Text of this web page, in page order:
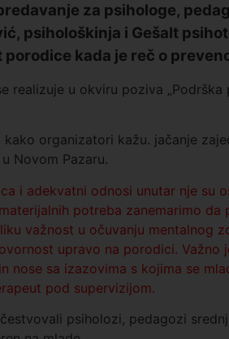
za psihologe,
psihološkinja i Gešalt
kada je reč o
realizuje u okviru poziva
organizatori kažu. jačanje
Novom Pazaru.
i adekvatni odnosi unutar nje su
potreba zanemarimo
važnost u očuvanju mentalnog
upravo na porodici. Važno
nose sa izazovima s kojima se
pod supervizijom.
psiholozi, pedagozi